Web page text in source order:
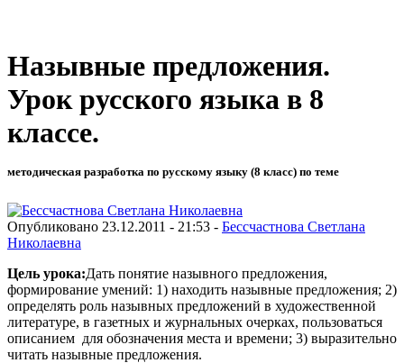
Назывные предложения.
Урок русского языка в 8
классе.
методическая разработка по русскому языку (8 класс) по теме
Опубликовано 23.12.2011 - 21:53 - Бессчастнова Светлана
Николаевна
Цель урока:Дать понятие назывного предложения,
формирование умений: 1) находить назывные предложения; 2)
определять роль назывных предложений в художественной
литературе, в газетных и журнальных очерках, пользоваться
описанием для обозначения места и времени; 3) выразительно
читать назывные предложения.